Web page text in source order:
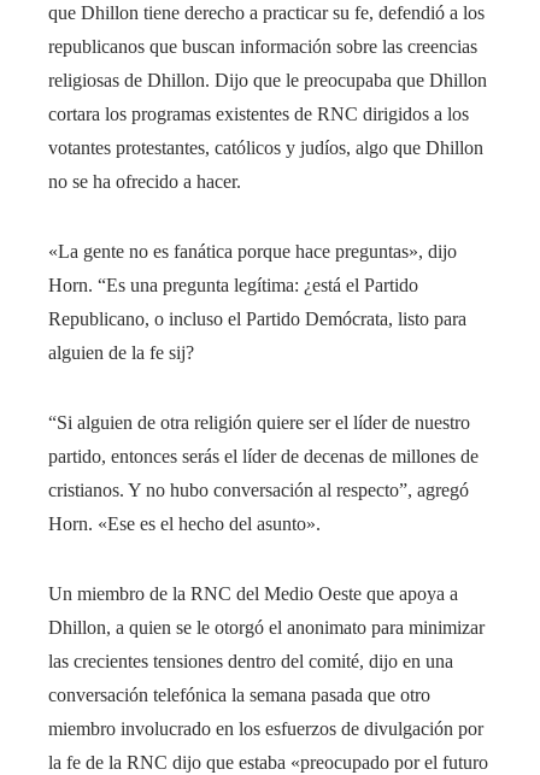
que Dhillon tiene derecho a practicar su fe, defendió a los
republicanos que buscan información sobre las creencias
religiosas de Dhillon. Dijo que le preocupaba que Dhillon
cortara los programas existentes de RNC dirigidos a los
votantes protestantes, católicos y judíos, algo que Dhillon
no se ha ofrecido a hacer.
«La gente no es fanática porque hace preguntas», dijo
Horn. “Es una pregunta legítima: ¿está el Partido
Republicano, o incluso el Partido Demócrata, listo para
alguien de la fe sij?
“Si alguien de otra religión quiere ser el líder de nuestro
partido, entonces serás el líder de decenas de millones de
cristianos. Y no hubo conversación al respecto”, agregó
Horn. «Ese es el hecho del asunto».
Un miembro de la RNC del Medio Oeste que apoya a
Dhillon, a quien se le otorgó el anonimato para minimizar
las crecientes tensiones dentro del comité, dijo en una
conversación telefónica la semana pasada que otro
miembro involucrado en los esfuerzos de divulgación por
la fe de la RNC dijo que estaba «preocupado por el futuro